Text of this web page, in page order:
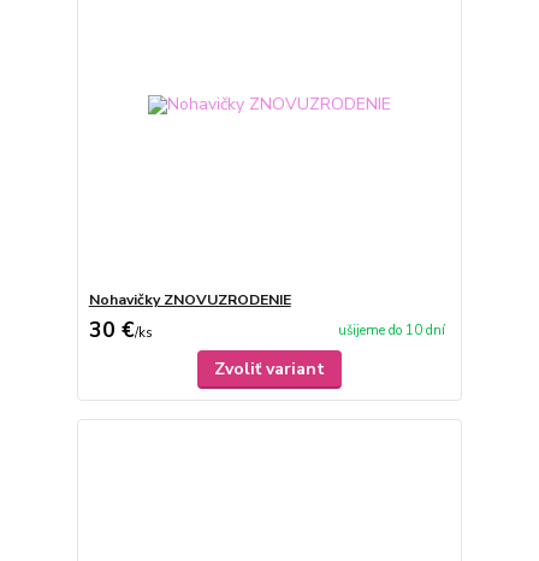
Nohavičky ZNOVUZRODENIE
30 €/ks ušijeme do 10 dní
Zvoliť variant